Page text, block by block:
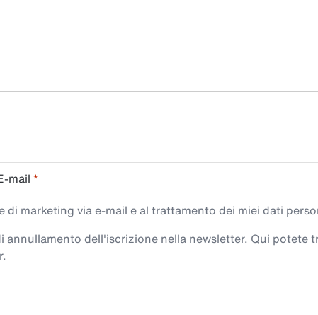
mail *
marketing via e-mail e al trattamento dei miei dati
dell'iscrizione nella newsletter. Qui potete